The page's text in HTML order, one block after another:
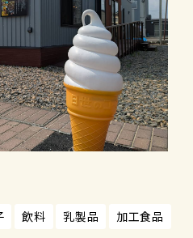
飲料 乳製品 加工食品